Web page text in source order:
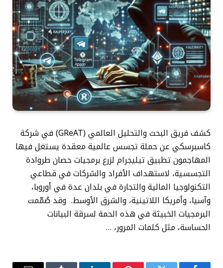
كشف فريق البحث والتحليل العالمي (GReAT) في شركة
كاسبرسكي عن حملة تجسس عالمية معقدة يستغل فيها
المهاجمون تطبيق تيليجرام لزرع برمجيات حصان طروادة
التجسسية، لاستهداف الأفراد والشركات في قطاعي
التكنولوجيا المالية والتجارة في بلدان عدة في أوروبا،
وآسيا، وأمريكا اللاتينية، والشرق الأوسط. وقد صُمّمت
البرمجيات الخبيثة في هذه الحمة لسرقة البيانات
الحساسة، مثل كلمات المرور، …